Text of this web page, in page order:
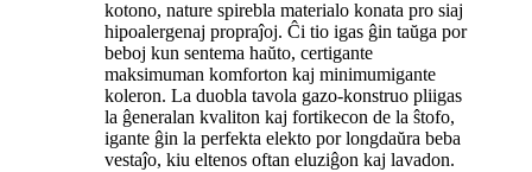
kotono, nature spirebla materialo konata pro siaj
hipoalergenaj propraĵoj. Ĉi tio igas ĝin taŭga por
beboj kun sentema haŭto, certigante
maksimuman komforton kaj minimumigante
koleron. La duobla tavola gazo-konstruo pliigas
la ĝeneralan kvaliton kaj fortikecon de la ŝtofo,
igante ĝin la perfekta elekto por longdaŭra beba
vestaĵo, kiu eltenos oftan eluziĝon kaj lavadon.